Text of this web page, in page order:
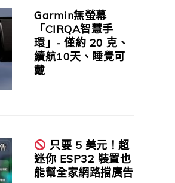
Garmin無螢幕
「CIRQA智慧手
環」- 僅約 20 克、
續航10天、睡覺可
戴
只要 5 美元！超
迷你 ESP32 裝置也
能幫全家網路擋廣告